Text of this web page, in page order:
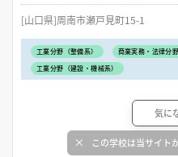
[山口県]周南市瀬戸見町15-1
工業分野（整備系） 商業実務・法律分野
工業分野（建設・機械系）
気に
この学校は当サイト